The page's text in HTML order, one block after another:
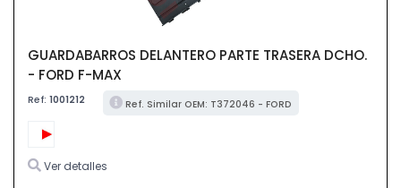
GUARDABARROS DELANTERO PARTE TRASERA DCHO.
- FORD F-MAX
Ref: 1001212 Ref. Similar OEM: T372046 - FORD
Ver detalles